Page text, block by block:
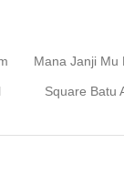
Next
post:
Mana Janji Mu
Square Batu